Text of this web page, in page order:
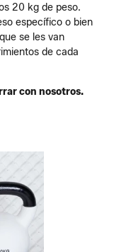
20 kg de peso.
específico o bien
se les van
de cada
con nosotros.